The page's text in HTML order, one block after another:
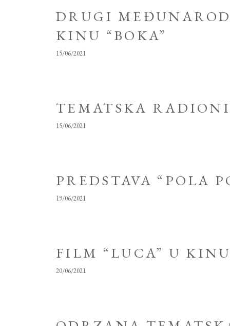
DRUGI
KINU “BOKA”
15/06/2021
TEMATSKA
15/06/2021
PREDSTAVA “POLA
19/06/2021
FILM “LUCA” U
20/06/2021